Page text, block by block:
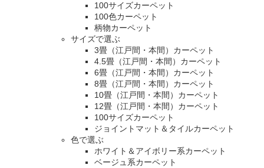
100サイズカーペット
100色カーペット
柄物カーペット
サイズで選ぶ
3畳（江戸間・本間）カーペット
4.5畳（江戸間・本間）カーペット
6畳（江戸間・本間）カーペット
8畳（江戸間・本間）カーペット
10畳（江戸間・本間）カーペット
12畳（江戸間・本間）カーペット
100サイズカーペット
ジョイントマット＆タイルカーペット
色で選ぶ
ホワイト＆アイボリー系カーペット
ベージュ系カーペット